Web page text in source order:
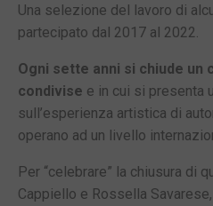
Una selezione del lavoro di
partecipato dal 2017 al 2022.
Ogni sette anni si chiude un
condivise e in cui si presenta
sull’esperienza artistica di
operano ad un livello
Per “celebrare” la chiusura di
Cappiello e Rossella